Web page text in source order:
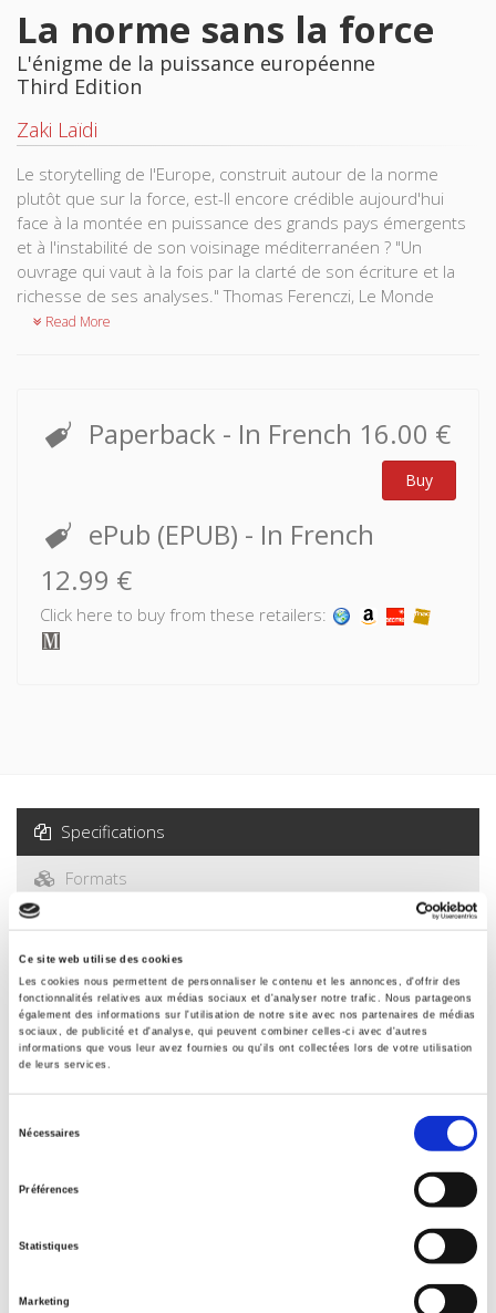
Ce site web utilise des cookies
Les cookies nous permettent de personnaliser le contenu et les annonces, d'offrir des
fonctionnalités relatives aux médias sociaux et d'analyser notre trafic. Nous partageons
également des informations sur l'utilisation de notre site avec nos partenaires de médias
sociaux, de publicité et d'analyse, qui peuvent combiner celles-ci avec d'autres
informations que vous leur avez fournies ou qu'ils ont collectées lors de votre utilisation
de leurs services.
Nécessaires
Préférences
Statistiques
Marketing
La norme sans la force
L'énigme de la puissance européenne
Third Edition
Zaki Laïdi
Le storytelling de l'Europe, construit autour de la norme
plutôt que sur la force, est-Il encore crédible aujourd'hui
face à la montée en puissance des grands pays émergents
et à l'instabilité de son voisinage méditerranéen ? "Un
ouvrage qui vaut à la fois par la clarté de son écriture et la
richesse de ses analyses." Thomas Ferenczi, Le Monde
Read More
Paperback - In French 16.00 €
Buy
ePub (EPUB) - In French
12.99 €
Click here to buy from these retailers:
Specifications
Formats
Specifications
Publisher
Presses de Sciences Po
Edition
Author
Collection
Language